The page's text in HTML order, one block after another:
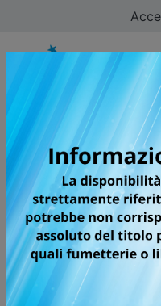
Tutti i
testata